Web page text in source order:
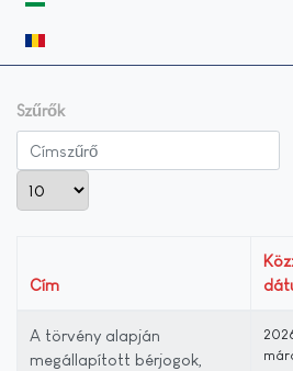
Szűrők
Címszűrő
Tételek #
Cím
A törvény alapján
megállapított bérjogok,